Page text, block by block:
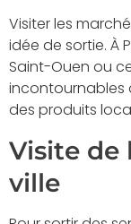
Visiter les
idée de sortie. À
Saint-Ouen ou
incontournables
des produits
Visite de
ville